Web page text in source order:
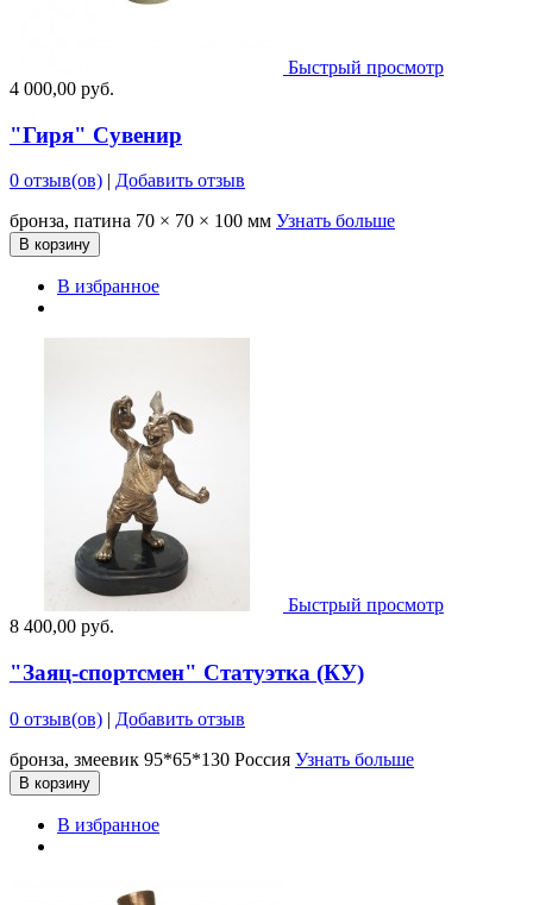
Быстрый просмотр
4 000,00 руб.
"Гиря" Сувенир
0 отзыв(ов) | Добавить отзыв
бронза, патина 70 × 70 × 100 мм Узнать больше
В корзину
В избранное
Быстрый просмотр
8 400,00 руб.
"Заяц-спортсмен" Статуэтка (КУ)
0 отзыв(ов) | Добавить отзыв
бронза, змеевик 95*65*130 Россия Узнать больше
В корзину
В избранное